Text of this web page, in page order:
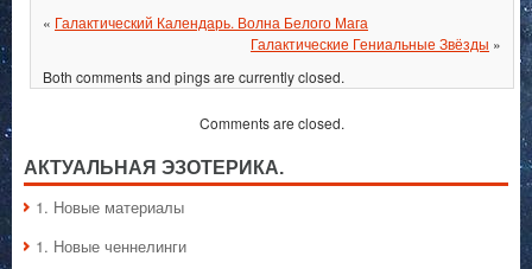
« Галактический Календарь. Волна Белого Мага
Галактические Гениальные Звёзды »
Both comments and pings are currently closed.
Comments are closed.
АКТУАЛЬНАЯ ЭЗОТЕРИКА.
1. Hовые материалы
1. Hовые ченнелинги